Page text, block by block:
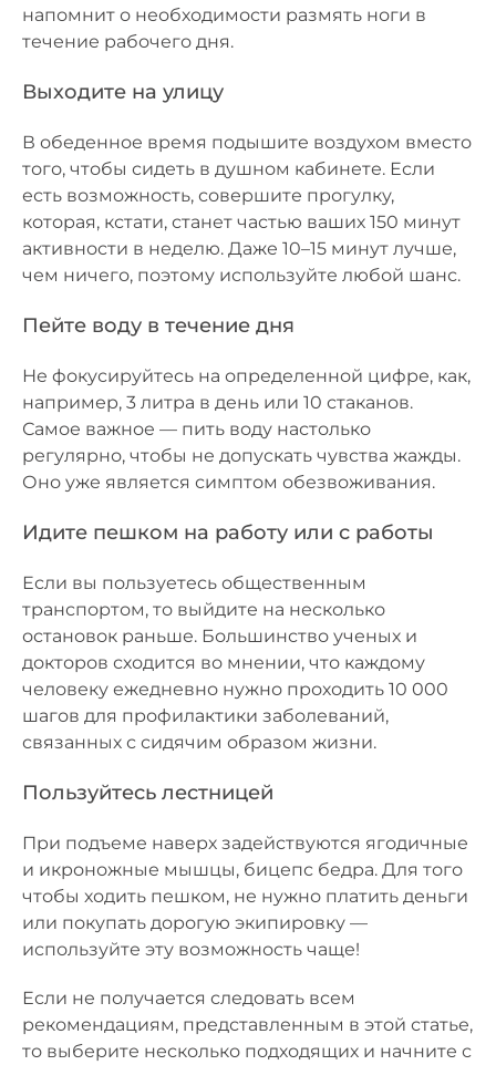
напомнит о необходимости размять ноги в
течение рабочего дня.
Выходите на улицу
В обеденное время подышите воздухом вместо
того, чтобы сидеть в душном кабинете. Если
есть возможность, совершите прогулку,
которая, кстати, станет частью ваших 150 минут
активности в неделю. Даже 10–15 минут лучше,
чем ничего, поэтому используйте любой шанс.
Пейте воду в течение дня
Не фокусируйтесь на определенной цифре, как,
например, 3 литра в день или 10 стаканов.
Самое важное — пить воду настолько
регулярно, чтобы не допускать чувства жажды.
Оно уже является симптом обезвоживания.
Идите пешком на работу или с работы
Если вы пользуетесь общественным
транспортом, то выйдите на несколько
остановок раньше. Большинство ученых и
докторов сходится во мнении, что каждому
человеку ежедневно нужно проходить 10 000
шагов для профилактики заболеваний,
связанных с сидячим образом жизни.
Пользуйтесь лестницей
При подъеме наверх задействуются ягодичные
и икроножные мышцы, бицепс бедра. Для того
чтобы ходить пешком, не нужно платить деньги
или покупать дорогую экипировку —
используйте эту возможность чаще!
Если не получается следовать всем
рекомендациям, представленным в этой статье,
то выберите несколько подходящих и начните с